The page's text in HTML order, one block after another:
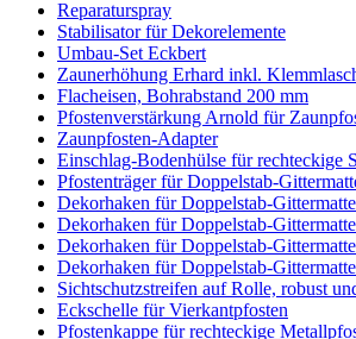
Reparaturspray
Stabilisator für Dekorelemente
Umbau-Set Eckbert
Zaunerhöhung Erhard inkl.
Flacheisen, Bohrabstand 200 mm
Pfostenverstärkung Arnold für
Zaunpfosten-Adapter
Einschlag-Bodenhülse für rechteckige
Pfostenträger für Doppelstab-
Dekorhaken für Doppelstab-
Dekorhaken für Doppelstab-
Dekorhaken für Doppelstab-
Dekorhaken für Doppelstab-
Sichtschutzstreifen auf Rolle, robust
Eckschelle für Vierkantpfosten
Pfostenkappe für rechteckige